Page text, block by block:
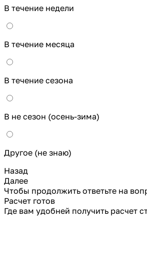
В течение недели
В течение месяца
В течение сезона
В не сезон (осень-зима)
Другое (не знаю)
Назад
Далее
Чтобы продолжить ответьте на
Расчет готов
Где вам удобней получить расчет